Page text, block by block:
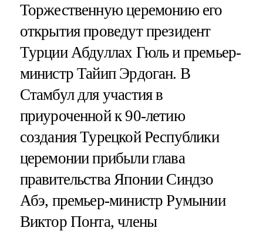
Торжественную церемонию его
открытия проведут президент
Турции Абдуллах Гюль и премьер-
министр Тайип Эрдоган. В
Стамбул для участия в
приуроченной к 90-летию
создания Турецкой Республики
церемонии прибыли глава
правительства Японии Синдзо
Абэ, премьер-министр Румынии
Виктор Понта, члены